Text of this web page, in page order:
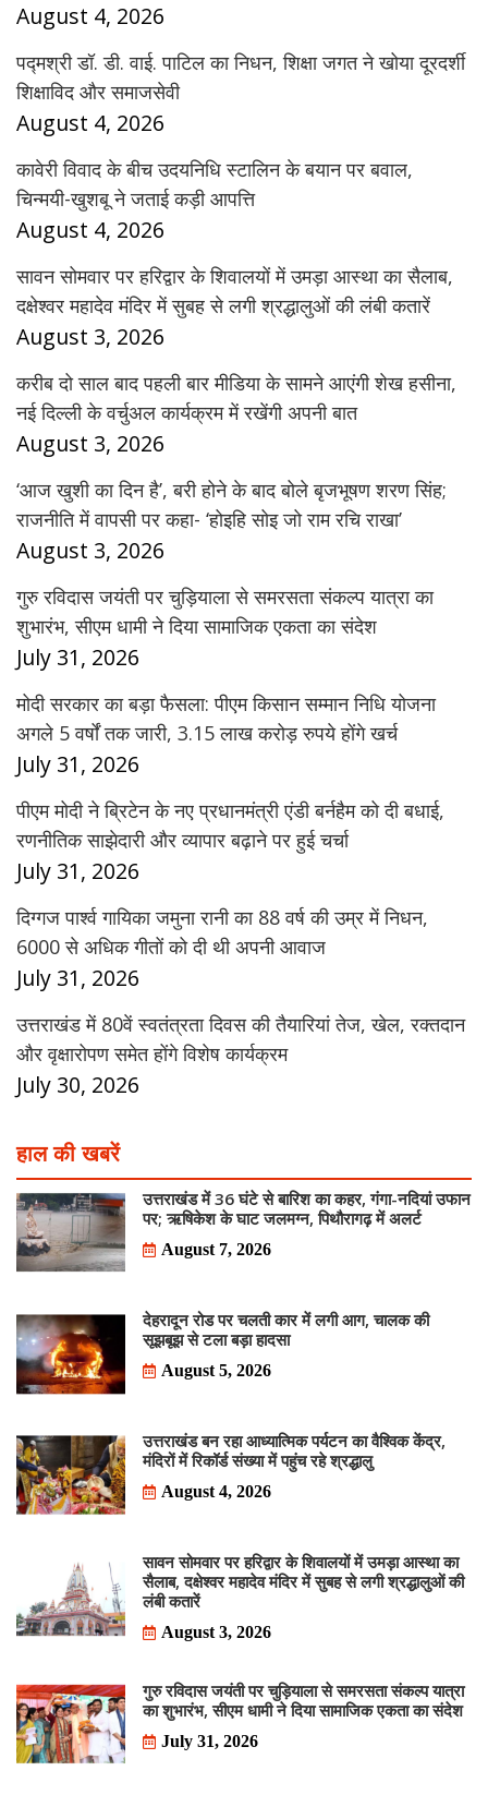
August 4, 2026
पद्मश्री डॉ. डी. वाई. पाटिल का निधन, शिक्षा जगत ने खोया दूरदर्शी
शिक्षाविद और समाजसेवी
August 4, 2026
कावेरी विवाद के बीच उदयनिधि स्टालिन के बयान पर बवाल,
चिन्मयी-खुशबू ने जताई कड़ी आपत्ति
August 4, 2026
सावन सोमवार पर हरिद्वार के शिवालयों में उमड़ा आस्था का सैलाब,
दक्षेश्वर महादेव मंदिर में सुबह से लगी श्रद्धालुओं की लंबी कतारें
August 3, 2026
करीब दो साल बाद पहली बार मीडिया के सामने आएंगी शेख हसीना,
नई दिल्ली के वर्चुअल कार्यक्रम में रखेंगी अपनी बात
August 3, 2026
‘आज खुशी का दिन है’, बरी होने के बाद बोले बृजभूषण शरण सिंह;
राजनीति में वापसी पर कहा- ‘होइहि सोइ जो राम रचि राखा’
August 3, 2026
गुरु रविदास जयंती पर चुड़ियाला से समरसता संकल्प यात्रा का
शुभारंभ, सीएम धामी ने दिया सामाजिक एकता का संदेश
July 31, 2026
मोदी सरकार का बड़ा फैसला: पीएम किसान सम्मान निधि योजना
अगले 5 वर्षों तक जारी, 3.15 लाख करोड़ रुपये होंगे खर्च
July 31, 2026
पीएम मोदी ने ब्रिटेन के नए प्रधानमंत्री एंडी बर्नहैम को दी बधाई,
रणनीतिक साझेदारी और व्यापार बढ़ाने पर हुई चर्चा
July 31, 2026
दिग्गज पार्श्व गायिका जमुना रानी का 88 वर्ष की उम्र में निधन,
6000 से अधिक गीतों को दी थी अपनी आवाज
July 31, 2026
उत्तराखंड में 80वें स्वतंत्रता दिवस की तैयारियां तेज, खेल, रक्तदान
और वृक्षारोपण समेत होंगे विशेष कार्यक्रम
July 30, 2026
हाल की खबरें
उत्तराखंड में 36 घंटे से बारिश का कहर, गंगा-नदियां उफान
पर; ऋषिकेश के घाट जलमग्न, पिथौरागढ़ में अलर्ट
August 7, 2026
देहरादून रोड पर चलती कार में लगी आग, चालक की
सूझबूझ से टला बड़ा हादसा
August 5, 2026
उत्तराखंड बन रहा आध्यात्मिक पर्यटन का वैश्विक केंद्र,
मंदिरों में रिकॉर्ड संख्या में पहुंच रहे श्रद्धालु
August 4, 2026
सावन सोमवार पर हरिद्वार के शिवालयों में उमड़ा आस्था का
सैलाब, दक्षेश्वर महादेव मंदिर में सुबह से लगी श्रद्धालुओं की
लंबी कतारें
August 3, 2026
गुरु रविदास जयंती पर चुड़ियाला से समरसता संकल्प यात्रा
का शुभारंभ, सीएम धामी ने दिया सामाजिक एकता का संदेश
July 31, 2026